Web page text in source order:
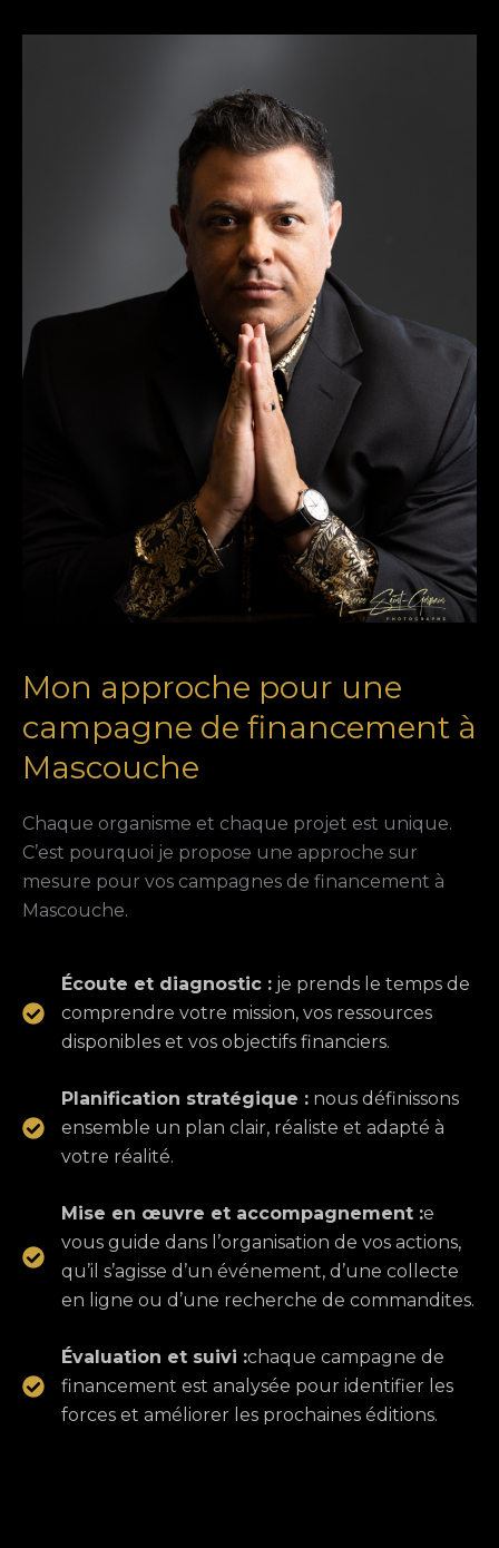
Mon approche pour une
campagne de financement à
Mascouche
Chaque organisme et chaque projet est unique.
C’est pourquoi je propose une approche sur
mesure pour vos campagnes de financement à
Mascouche.
Écoute et diagnostic : je prends le temps de
comprendre votre mission, vos ressources
disponibles et vos objectifs financiers.
Planification stratégique : nous définissons
ensemble un plan clair, réaliste et adapté à
votre réalité.
Mise en œuvre et accompagnement :e
vous guide dans l’organisation de vos actions,
qu’il s’agisse d’un événement, d’une collecte
en ligne ou d’une recherche de commandites.
Évaluation et suivi :chaque campagne de
financement est analysée pour identifier les
forces et améliorer les prochaines éditions.